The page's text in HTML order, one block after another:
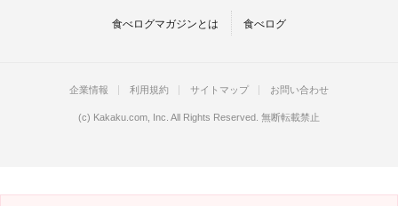
食べログマガジンとは 食べログ
企業情報 利用規約 サイトマップ お問い合わせ
(c) Kakaku.com, Inc. All Rights Reserved. 無断転載禁止